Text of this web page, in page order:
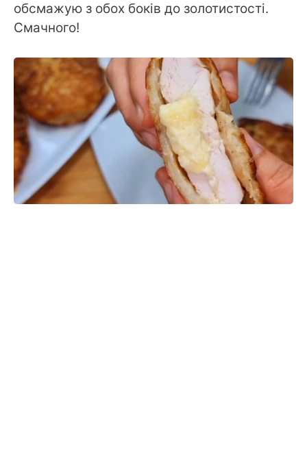
обсмажую з обох боків до золотистості.
Смачного!